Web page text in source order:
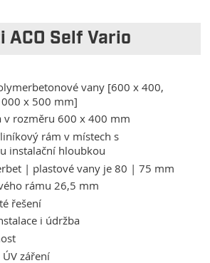
ACO Self Vario
vany [600 x 400,
x 500 mm]
v rozměru 600 x 400 mm
rám v místech s
instalační hloubkou
| plastové vany je 80 | 75 mm
rámu 26,5 mm
řešení
i údržba
záření